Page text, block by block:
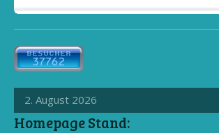
2. August 2026
Homepage Stand: